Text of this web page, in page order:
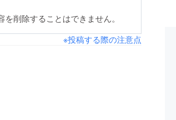
削除することはできません。
※投稿する際の注意点